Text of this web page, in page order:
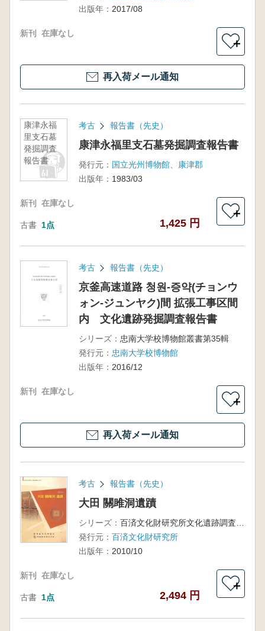
出版年： 2017/08
新刊 在庫なし
＋
再入荷メール通知
康津永福
里支石墓
発掘調査
報告書
考古 報告書（先史）
康津永福里支石墓発掘調査報告書
発行元： 国立光州博物館、康津郡
出版年： 1983/03
新刊 在庫なし
古書 1点 1,425 円
＋
考古 報告書（先史）
京釜高速道路 청원-증약(チョンウ
ォン-ジュンヤク)間 拡張工事区間
内 文化遺跡発掘調査報告書
シリーズ： 忠南大学校博物館叢書第35輯
発行元： 忠南大学校博物館
出版年： 2016/12
新刊 在庫なし
＋
再入荷メール通知
考古 報告書（先史）
大田 關雎洞遺蹟
シリーズ：
発行元： 百済文化財研究所
出版年： 2010/10
新刊 在庫なし
古書 1点 2,494 円
＋